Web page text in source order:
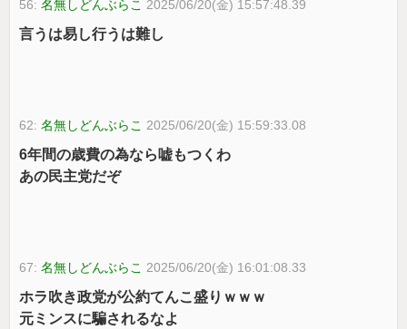
56:名無しどんぶらこ 2025/06/20(金) 15:57:48.39
言うは易し行うは難し
62:名無しどんぶらこ 2025/06/20(金) 15:59:33.08
6年間の歳費の為なら嘘もつくわ
あの民主党だぞ
67:名無しどんぶらこ 2025/06/20(金) 16:01:08.33
ホラ吹き政党が公約てんこ盛りｗｗｗ
元ミンスに騙されるなよ